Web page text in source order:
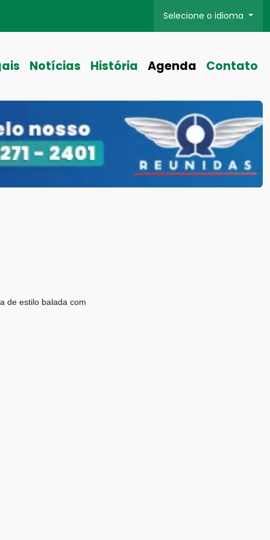
Selecione o idioma
Notícias História Agenda Contato
de estilo balada com